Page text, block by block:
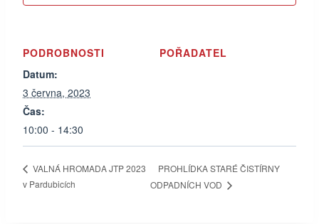
PODROBNOSTI
Datum:
3 června, 2023
Čas:
10:00 - 14:30
POŘADATEL
VALNÁ HROMADA JTP 2023
v Pardubicích
PROHLÍDKA STARÉ ČISTÍRNY
ODPADNÍCH VOD